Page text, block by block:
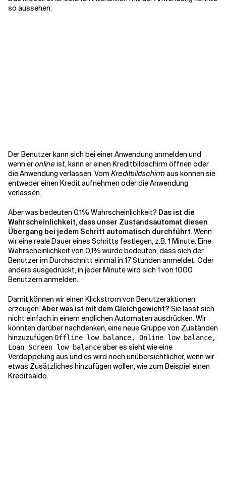
so aussehen:
Der Benutzer kann sich bei einer Anwendung anmelden und
wenn eronlineist, kann er einen Kreditbildschirm öffnen oder
die Anwendung verlassen. Vom Kreditbildschirm aus können sie
entweder einen Kredit aufnehmen oder die Anwendung
verlassen.
Aber was bedeuten 0,1% Wahrscheinlichkeit? Das ist die
Wahrscheinlichkeit, dass unser Zustandsautomat diesen
Übergang bei jedem Schritt automatisch durchführt. Wenn
wir eine reale Dauer eines Schritts festlegen, z.B. 1 Minute. Eine
Wahrscheinlichkeit von 0,1% würde bedeuten, dass sich der
Benutzer im Durchschnitt einmal in 17 Stunden anmeldet. Oder
anders ausgedrückt, in jeder Minute wird sich 1 von 1000
Benutzern anmelden.
Damit können wir einen Klickstrom von Benutzeraktionen
erzeugen.Aber was ist mit dem Gleichgewicht? Sie lässt sich
nicht einfach in einem endlichen Automaten ausdrücken. Wir
könnten darüber nachdenken, eine neue Gruppe von Zuständen
hinzuzufügen Offline low balance, Online low balance,
Loan Screen low balanceaber es sieht wie eine
Verdoppelung aus und es wird noch unübersichtlicher, wenn wir
etwas Zusätzliches hinzufügen wollen, wie zum Beispiel einen
Kreditsaldo.